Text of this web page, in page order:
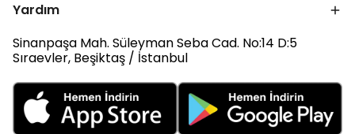
Yardım
Sinanpaşa Mah. Süleyman Seba Cad. No:14 D:5
Sıraevler, Beşiktaş / İstanbul